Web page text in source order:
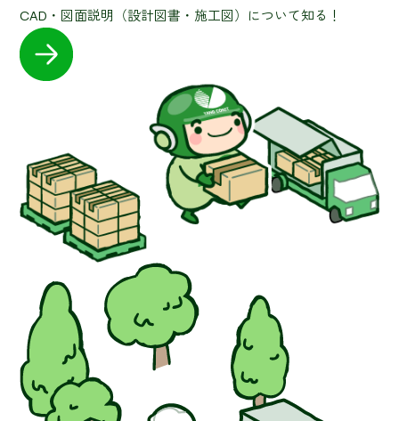
CAD・図面説明（設計図書・施工図）について知る！